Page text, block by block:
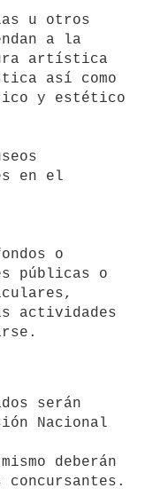
u otros
a la
así como
en el
o
públicas o
actividades
Nacional
deberán